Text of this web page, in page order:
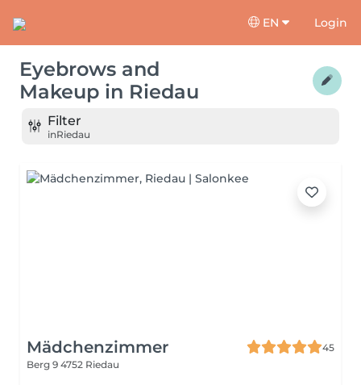
EN Login
Eyebrows and
Makeup in Riedau
Filter
inRiedau
Mädchenzimmer
45
Berg 9 4752 Riedau